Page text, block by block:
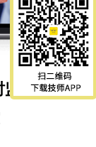
管系统，